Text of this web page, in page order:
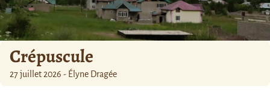
Crépuscule
27 juillet 2026 - Élyne Dragée